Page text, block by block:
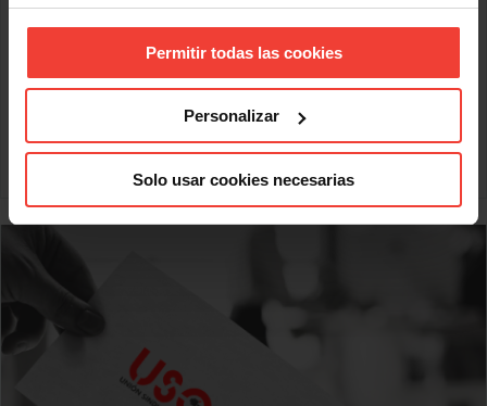
Permitir todas las cookies
Personalizar
Solo usar cookies necesarias
forestales. USO te explica cuáles son las medidas
extraordinarias que recoge para proteger a personas
trabajadoras, empresas y autónomos, afectados por la
terrible ola de incendios forestales que asola nuestro país.
¿Qué medidas de protección laboral se han aprobado?
El nuevo Real Decreto-ley